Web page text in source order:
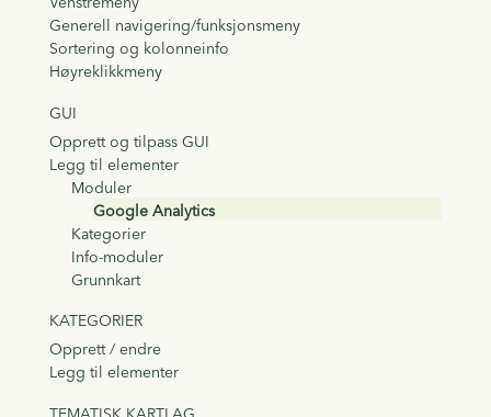
Generell navigering/funksjonsmeny
Sortering og kolonneinfo
Høyreklikkmeny
GUI
Opprett og tilpass GUI
Legg til elementer
Moduler
Google Analytics
Kategorier
Info-moduler
Grunnkart
KATEGORIER
Opprett / endre
Legg til elementer